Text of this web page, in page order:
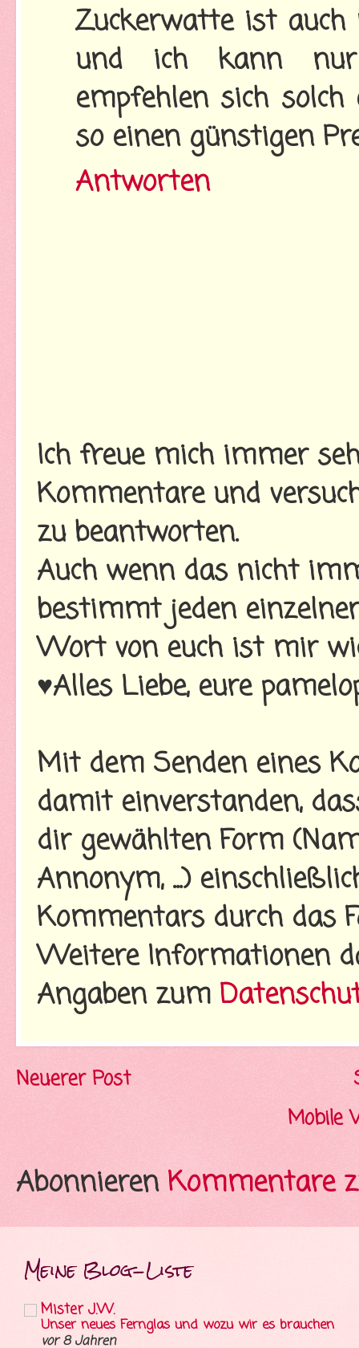
Zuckerwatte ist auch
und ich kann nur
empfehlen sich
so einen günstigen
Antworten
Ich freue mich immer
Kommentare und
zu beantworten.
Auch wenn das nicht
bestimmt jeden
Wort von euch ist mir
♥Alles Liebe, eure
Mit dem Senden eines
damit einverstanden,
dir gewählten Form
Annonym, ...)
Kommentars durch das
Weitere Informationen
Angaben zum
Neuerer Post
Mobile
Abonnieren Kommentare
Meine Blog-Liste
Mister J.W.
Unser neues Fernglas und wozu wir es brauchen
vor 8 Jahren